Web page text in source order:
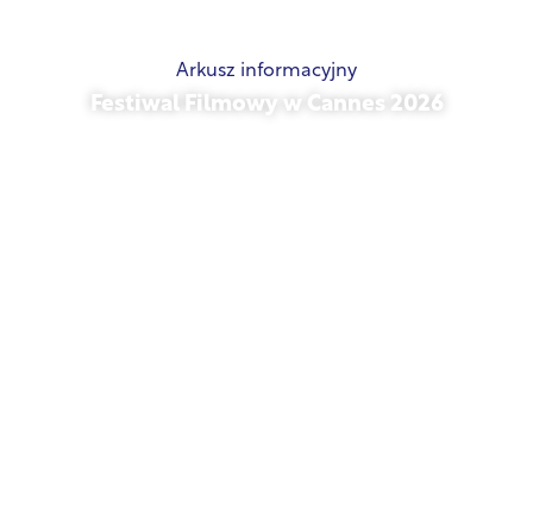
Arkusz informacyjny
Festiwal Filmowy w Cannes 2026